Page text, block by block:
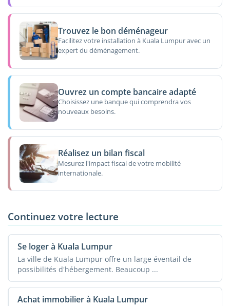
Trouvez le bon déménageur
Facilitez votre installation à Kuala Lumpur avec un
expert du déménagement.
Ouvrez un compte bancaire adapté
Choisissez une banque qui comprendra vos
nouveaux besoins.
Réalisez un bilan fiscal
Mesurez l'impact fiscal de votre mobilité
internationale.
Continuez votre lecture
Se loger à Kuala Lumpur
La ville de Kuala Lumpur offre un large éventail de
possibilités d'hébergement. Beaucoup ...
Achat immobilier à Kuala Lumpur